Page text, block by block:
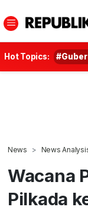
Hot Topics:
News News
Wacana
Pilkada